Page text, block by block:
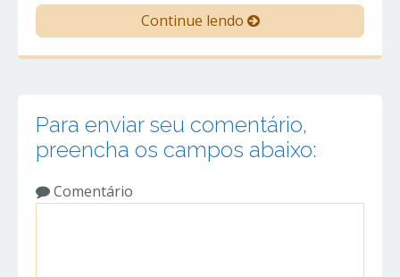
Continue lendo
Para enviar seu comentário,
preencha os campos abaixo:
Comentário